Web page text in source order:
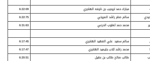
مبارك حمد تريحيب بن نايفه الهاجري
6:22:09
سالم صقر راشد المريخي
6:22:75
محمد حمد ثعلوب الدرعي 6:31:63
سالم سعيد علي الفهيد الهاجري
6:17:45
محمد راشد ثلاب جليميد الهاجري
6:17:47
طالب صالح طالب بن عقيل 6:20:51